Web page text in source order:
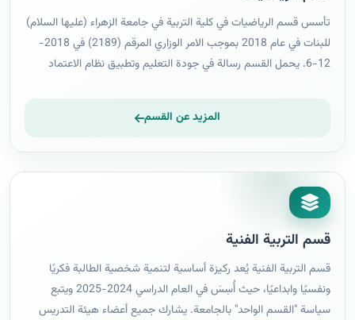
تأسس قسم الرياضيات في كلية التربية في جامعة الزهراء (عليها السلام)
للبنات في عام 2018 بموجب الامر الوزاري المرقم (2189) في 2018-
12-6. يحمل القسم رسالة في جودة التعليم وتطبيق نظام الاعتماد
مرزة حمزة ويشرف على المنظومة التعليمية ومتابعة سير عمل القسم
ادارياً وتعليمياً بدقة عالية لتحقيق جميع الاهداف المثبتة والمطلوبة.
وبذلك فأن القسم يركز على احداث تطور نوعي وكمي في المجتمع في
مختلف نواحي المعرفة العلمية والتربوية والثقافية النظرية والتطبيقية.
نظام الدراسة في القسم فصلي ولمدة اربع سنوات.
المزيد عن القسم
قسم التربية الفنية
قسم التربية الفنية يُعد ركيزة أساسية لتنمية شخصية الطالبة فكريًا
ونفسيًا وابداعيًا، حيث أُسِسَ في العام الدراسي 2024-2025 ويتبع
سياسة "القسم الواحد" بالجامعة. يشارك جميع أعضاء هيئة التدريس